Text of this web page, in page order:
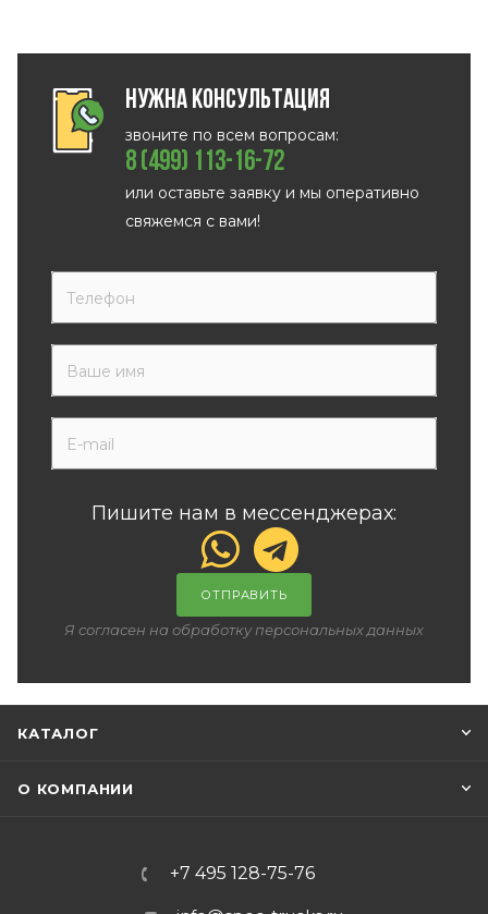
Нужна консультация
звоните по всем вопросам:
8 (499) 113-16-72
или оставьте заявку и мы оперативно
свяжемся с вами!
Пишите нам в мессенджерах:
ОТПРАВИТЬ
Я согласен на обработку персональных данных
КАТАЛОГ
О КОМПАНИИ
+7 495 128-75-76